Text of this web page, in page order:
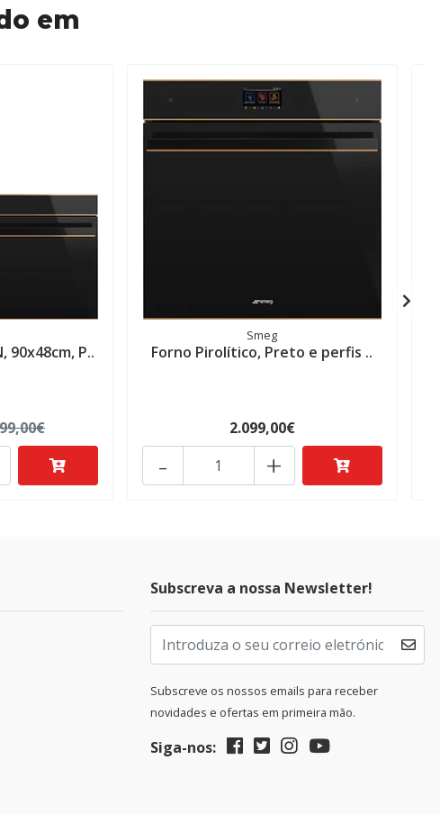
em
90x48cm, P..
Smeg
Forno Pirolítico, Preto e perfis ..
2.099,00€
+
-
Subscreva a nossa Newsletter!
Subscreve os nossos emails para receber
novidades e ofertas em primeira mão.
Siga-nos: